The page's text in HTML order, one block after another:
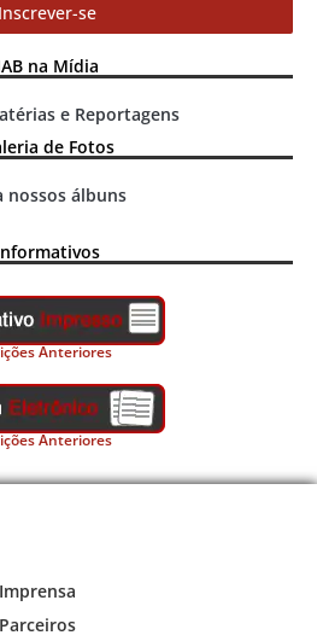
Inscrever-se
na Mídia
e Reportagens
de Fotos
nossos álbuns
Anteriores
Anteriores
Imprensa
Parceiros